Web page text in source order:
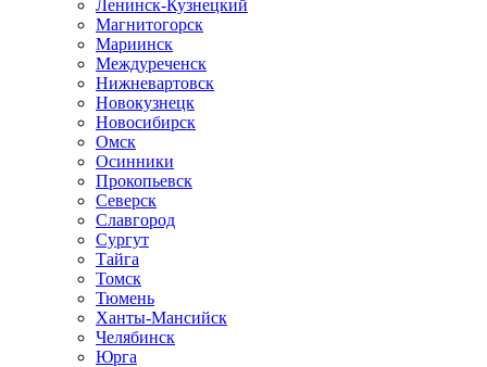
Ленинск-Кузнецкий
Магнитогорск
Мариинск
Междуреченск
Нижневартовск
Новокузнецк
Новосибирск
Омск
Осинники
Прокопьевск
Северск
Славгород
Сургут
Тайга
Томск
Тюмень
Ханты-Мансийск
Челябинск
Юрга